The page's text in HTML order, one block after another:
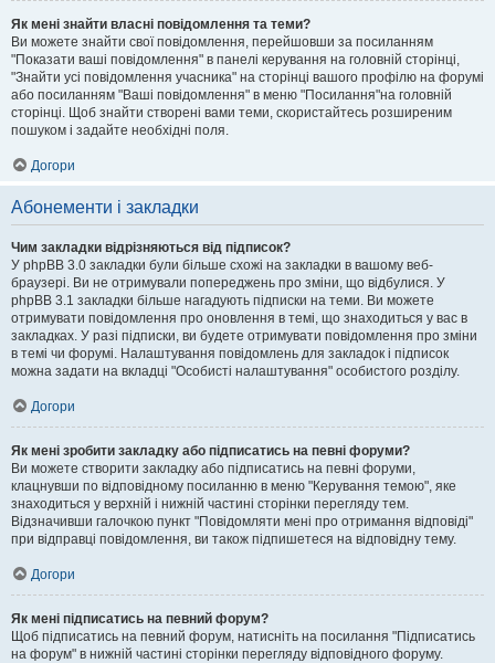
Як мені знайти власні повідомлення та теми?
Ви можете знайти свої повідомлення, перейшовши за посиланням
"Показати ваші повідомлення" в панелі керування на головній сторінці,
"Знайти усі повідомлення учасника" на сторінці вашого профілю на форумі
або посиланням "Ваші повідомлення" в меню "Посилання"на головній
сторінці. Щоб знайти створені вами теми, скористайтесь розширеним
пошуком і задайте необхідні поля.
Догори
Абонементи і закладки
Чим закладки відрізняються від підписок?
У phpBB 3.0 закладки були більше схожі на закладки в вашому веб-
браузері. Ви не отримували попереджень про зміни, що відбулися. У
phpBB 3.1 закладки більше нагадують підписки на теми. Ви можете
отримувати повідомлення про оновлення в темі, що знаходиться у вас в
закладках. У разі підписки, ви будете отримувати повідомлення про зміни
в темі чи форумі. Налаштування повідомлень для закладок і підписок
можна задати на вкладці "Особисті налаштування" особистого розділу.
Догори
Як мені зробити закладку або підписатись на певні форуми?
Ви можете створити закладку або підписатись на певні форуми,
клацнувши по відповідному посиланню в меню "Керування темою", яке
знаходиться у верхній і нижній частині сторінки перегляду тем.
Відзначивши галочкою пункт "Повідомляти мені про отримання відповіді"
при відправці повідомлення, ви також підпишетеся на відповідну тему.
Догори
Як мені підписатись на певний форум?
Щоб підписатись на певний форум, натисніть на посилання "Підписатись
на форум" в нижній частині сторінки перегляду відповідного форуму.